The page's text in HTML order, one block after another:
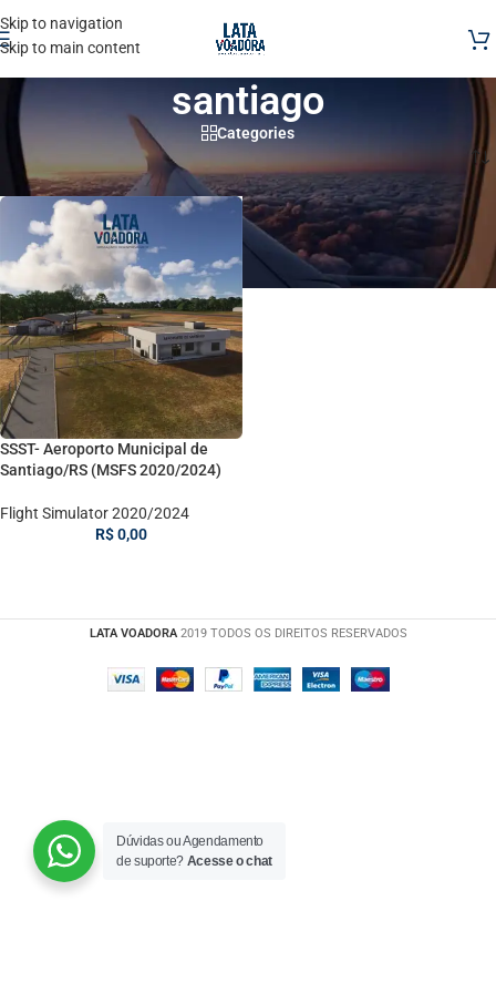
Skip to navigation
Skip to main content
santiago
Categories
Início
Produtos marcados com a tag “santiago”
SSST- Aeroporto Municipal de
Santiago/RS (MSFS 2020/2024)
Flight Simulator 2020/2024
R$0,00
LATA VOADORA 2019 TODOS OS DIREITOS RESERVADOS
Dúvidas ou Agendamento
de suporte? Acesse o chat